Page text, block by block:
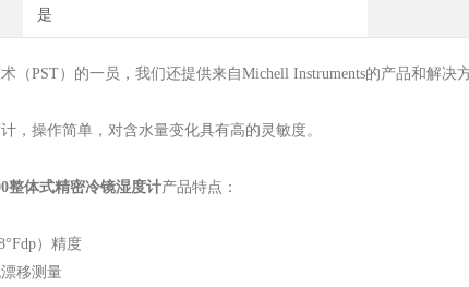
是
（PST）的一员，我们还提供来自Michell Instruments的产品和解决
，操作简单，对含水量变化具有高的灵敏度。
整体式精密冷镜湿度计产品特点：
）精度
移测量